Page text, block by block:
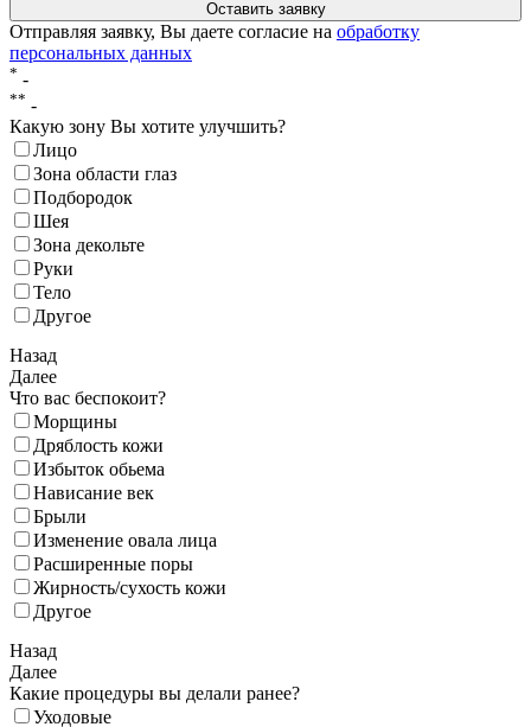
Отправляя заявку, Вы даете согласие на обработку
персональных данных
* -
** -
Какую зону Вы хотите улучшить?
Лицо
Зона области глаз
Подбородок
Шея
Зона декольте
Руки
Тело
Другое
Назад
Далее
Что вас беспокоит?
Морщины
Дряблость кожи
Избыток обьема
Нависание век
Брыли
Изменение овала лица
Расширенные поры
Жирность/сухость кожи
Другое
Назад
Далее
Какие процедуры вы делали ранее?
Уходовые